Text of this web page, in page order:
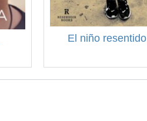
El niño resentido